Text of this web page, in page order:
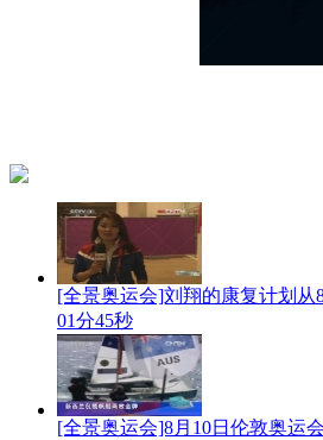
[全景奥运会]刘翔的康复计划从
01分45秒
[全景奥运会]8月10日伦敦奥运